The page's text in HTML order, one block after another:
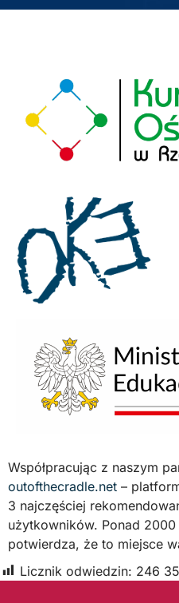
Współpracując z naszym
outofthecradle.net –
3 najczęściej
użytkowników. Ponad
potwierdza, że to miejsce
Licznik odwiedzin: 246